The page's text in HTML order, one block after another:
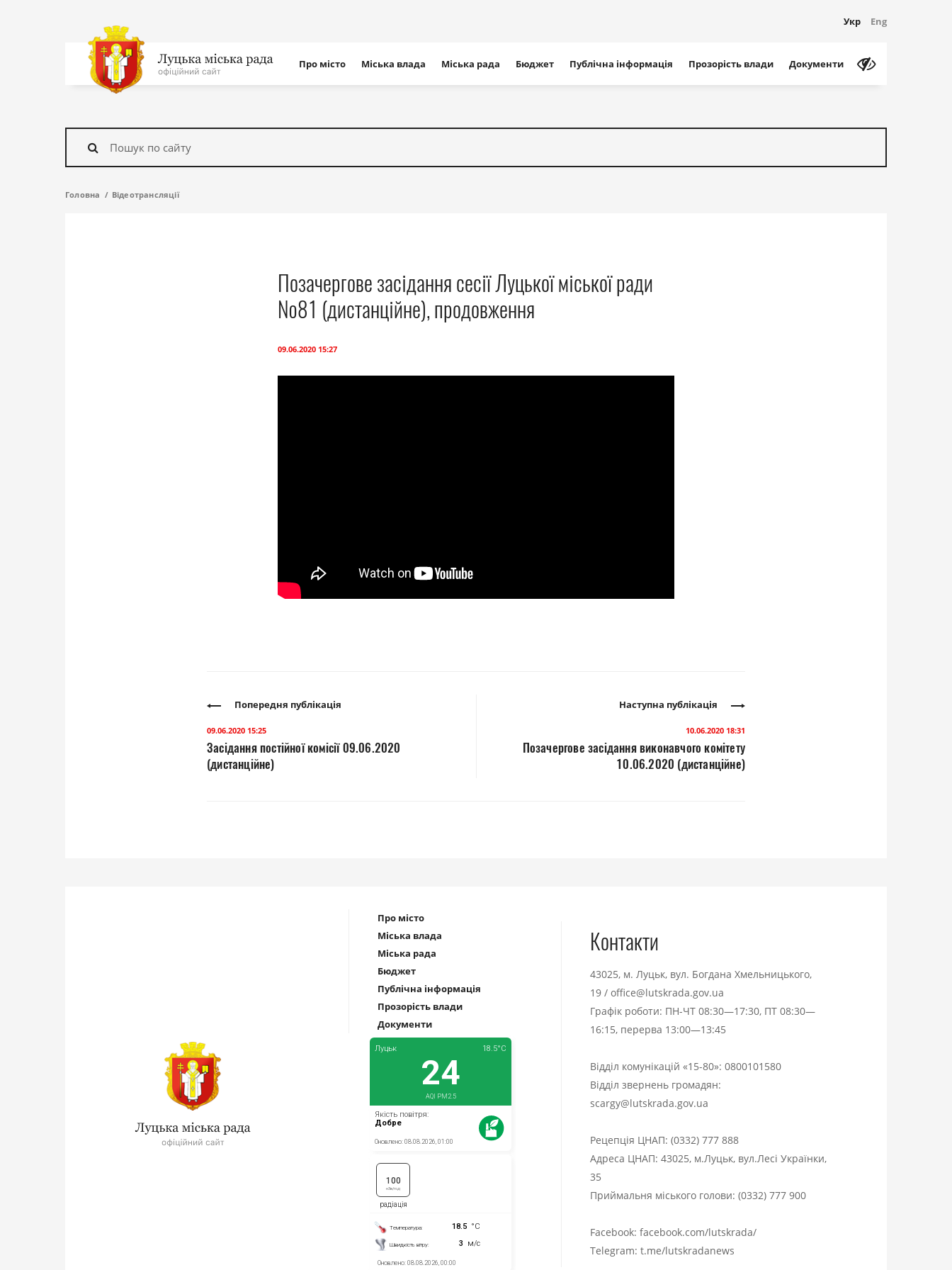
Укр Eng
На
головну
сайту
Про місто Міська влада Міська рада Бюджет Публічна інформація Прозорість влади Документи
Знайти
Головна Відеотрансляції
Позачергове засідання сесії Луцької міської ради
№81 (дистанційне), продовження
09.06.2020 15:27
Попередня публікація
09.06.2020 15:25
Засідання постійної комісії 09.06.2020
(дистанційне)
Наступна публікація
10.06.2020 18:31
Позачергове засідання виконавчого комітету
10.06.2020 (дистанційне)
Про місто
Міська влада
Міська рада
Бюджет
Публічна інформація
Прозорість влади
Документи
Контакти
43025, м. Луцьк, вул. Богдана Хмельницького,
19 / office@lutskrada.gov.ua
Графік роботи: ПН-ЧТ 08:30—17:30, ПТ 08:30—
16:15, перерва 13:00—13:45
Відділ комунікацій «15-80»: 0800101580
Відділ звернень громадян:
scargy@lutskrada.gov.ua
Рецепція ЦНАП: (0332) 777 888
Адреса ЦНАП: 43025, м.Луцьк, вул.Лесі Українки,
35
Приймальня міського голови: (0332) 777 900
Facebook: facebook.com/lutskrada/
Telegram: t.me/lutskradanews